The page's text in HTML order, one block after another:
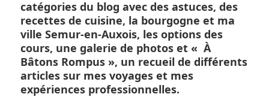
catégories du blog avec des astuces, des
recettes de cuisine, la bourgogne et ma
ville Semur-en-Auxois, les options des
cours, une galerie de photos et « À
Bâtons Rompus », un recueil de différents
articles sur mes voyages et mes
expériences professionnelles.